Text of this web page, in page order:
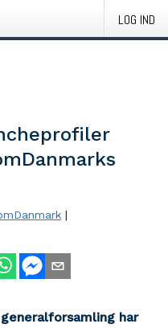
LOG IND
|
har